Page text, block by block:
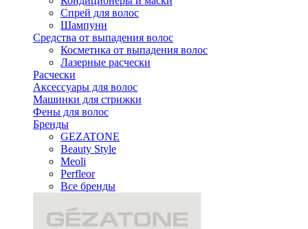
Спрей для волос
Шампуни
Средства от выпадения волос
Косметика от выпадения волос
Лазерные расчески
Расчески
Аксессуары для волос
Машинки для стрижки
Фены для волос
Бренды
GEZATONE
Beauty Style
Meoli
Perfleor
Все бренды